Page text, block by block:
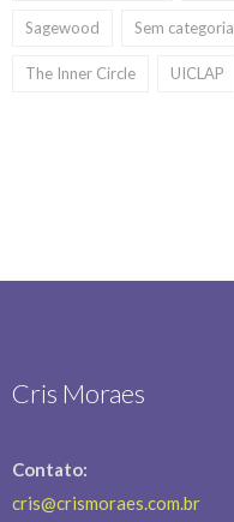
Sagewood Sem categoria
The Inner Circle UICLAP
Cris Moraes
Contato:
cris@crismoraes.com.br